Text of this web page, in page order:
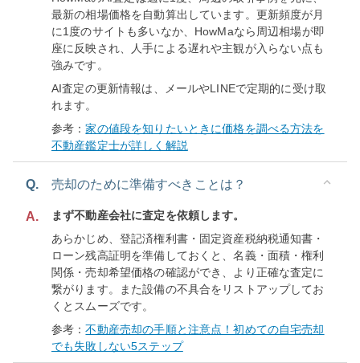
最新の相場価格を自動算出しています。更新頻度が月
に1度のサイトも多いなか、HowMaなら周辺相場が即
座に反映され、人手による遅れや主観が入らない点も
強みです。
AI査定の更新情報は、メールやLINEで定期的に受け取
れます。
参考：家の値段を知りたいときに価格を調べる方法を
不動産鑑定士が詳しく解説
Q. 売却のために準備すべきことは？
A.
まず不動産会社に査定を依頼します。
あらかじめ、登記済権利書・固定資産税納税通知書・
ローン残高証明を準備しておくと、名義・面積・権利
関係・売却希望価格の確認ができ、より正確な査定に
繋がります。また設備の不具合をリストアップしてお
くとスムーズです。
参考：不動産売却の手順と注意点！初めての自宅売却
でも失敗しない5ステップ